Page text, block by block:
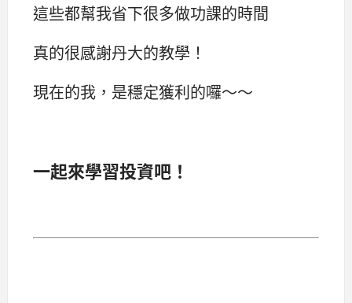
這些都幫我省下很多做功課的時間
真的很感謝丹大的教學！
現在的我，是穩定獲利的囉～～
一起來學習投資吧！